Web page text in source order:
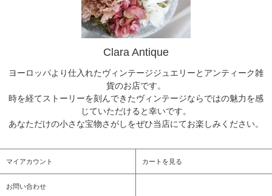
Clara Antique
ヨーロッパより仕入れたヴィンテージジュエリーとアンティーク雑
貨のお店です。
時を経てストーリーを刻んできたヴィンテージならではの魅力を感
じていただけると幸いです。
あなただけの小さな宝物さがしをぜひ当店にてお楽しみください。
マイアカウント カートを見る
お問い合わせ